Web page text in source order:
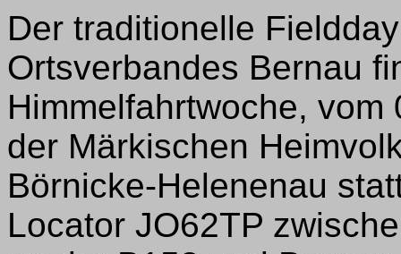
Der traditionelle
Ortsverbandes Bernau
Himmelfahrtwoche,
der Märkischen
Börnicke-Helenenau
Locator JO62TP